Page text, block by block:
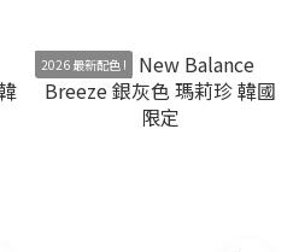
2026 最新配色 !